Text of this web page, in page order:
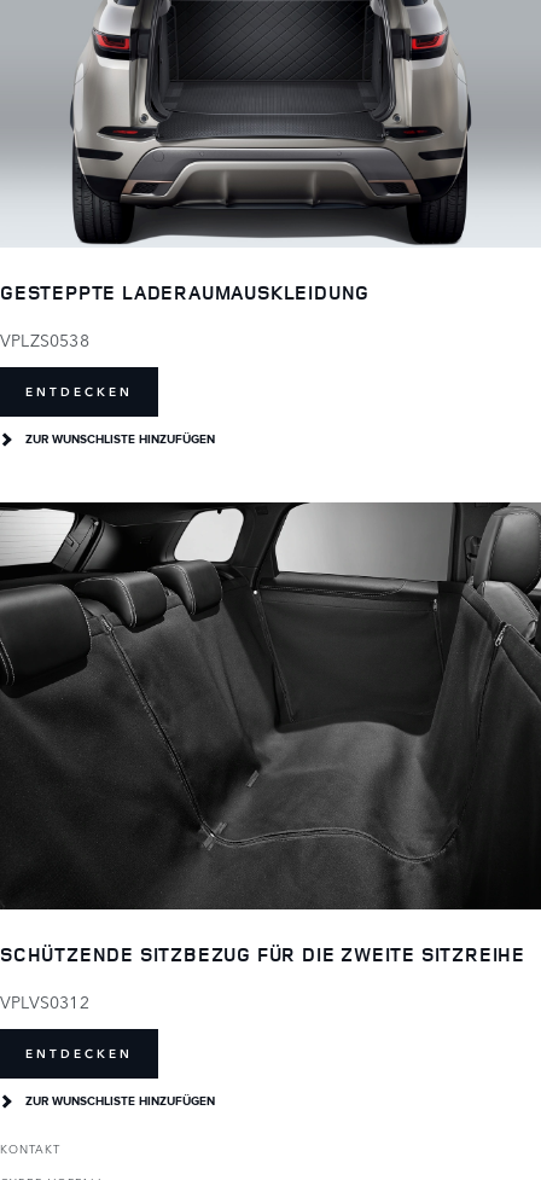
GESTEPPTE LADERAUMAUSKLEIDUNG
VPLZS0538
ENTDECKEN
ZUR WUNSCHLISTE HINZUFÜGEN
SCHÜTZENDE SITZBEZUG FÜR DIE ZWEITE SITZREIHE
VPLVS0312
ENTDECKEN
ZUR WUNSCHLISTE HINZUFÜGEN
KONTAKT